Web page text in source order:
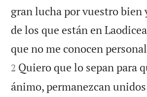
gran lucha por vuestro bien
de los que están en
que no me conocen
2 Quiero que lo sepan para
ánimo, permanezcan